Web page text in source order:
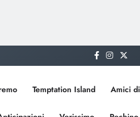
Temptation Island Amici